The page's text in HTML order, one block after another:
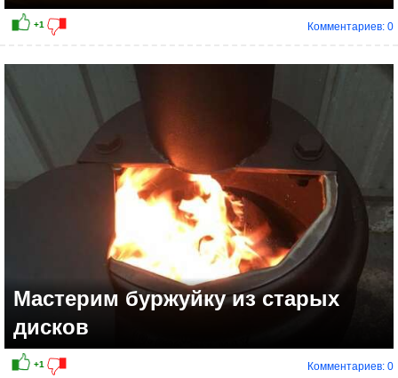
Комментариев: 0
Мастерим буржуйку из старых
дисков
Комментариев: 0